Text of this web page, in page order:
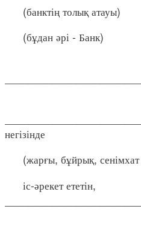
(банктің толық атауы)
(бұдан әрі - Банк)
негізінде
(жарғы, бұйрық, сенімхат
іс-әрекет ететін,